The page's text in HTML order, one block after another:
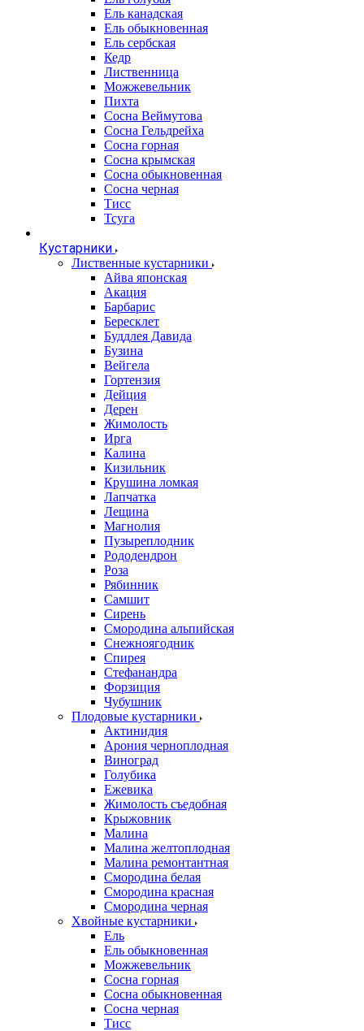
Ель канадская
Ель обыкновенная
Ель сербская
Кедр
Лиственница
Можжевельник
Пихта
Сосна Веймутова
Сосна Гельдрейха
Сосна горная
Сосна крымская
Сосна обыкновенная
Сосна черная
Тисс
Тсуга
Кустарники
Лиственные кустарники
Айва японская
Акация
Барбарис
Бересклет
Буддлея Давида
Бузина
Вейгела
Гортензия
Дейция
Дерен
Жимолость
Ирга
Калина
Кизильник
Крушина ломкая
Лапчатка
Лещина
Магнолия
Пузыреплодник
Рододендрон
Роза
Рябинник
Самшит
Сирень
Смородина альпийская
Снежноягодник
Спирея
Стефанандра
Форзиция
Чубушник
Плодовые кустарники
Актинидия
Арония черноплодная
Виноград
Голубика
Ежевика
Жимолость съедобная
Крыжовник
Малина
Малина желтоплодная
Малина ремонтантная
Смородина белая
Смородина красная
Смородина черная
Хвойные кустарники
Ель
Ель обыкновенная
Можжевельник
Сосна горная
Сосна обыкновенная
Сосна черная
Тисс